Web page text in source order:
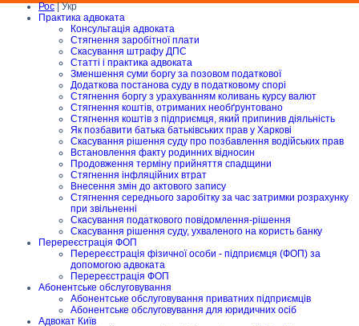
Рос| Укр
Практика адвоката
Консультація адвоката
Стягнення заробітної плати
Скасування штрафу ДПС
Статті і практика адвоката
Зменшення суми боргу за позовом податкової
Додаткова постанова суду в податковому спорі
Стягнення боргу з урахуванням коливань курсу валют
Стягнення коштів, отриманих необґрунтовано
Стягнення коштів з підприємця, який припинив діяльність
Як позбавити батька батьківських прав у Харкові
Скасування рішення суду про позбавлення водійських прав
Встановлення факту родинних відносин
Продовження терміну прийняття спадщини
Стягнення інфляційних втрат
Внесення змін до актового запису
Стягнення середнього заробітку за час затримки розрахунку
при звільненні
Скасування податкового повідомлення-рішення
Скасування рішення суду, ухваленого на користь банку
Перереєстрація ФОП
Перереєстрація фізичної особи - підприємця (ФОП) за
допомогою адвоката
Перереєстрація ФОП
Абонентське обслуговування
Абонентське обслуговування приватних підприємців
Абонентське обслуговування для юридичних осіб
Адвокат Київ